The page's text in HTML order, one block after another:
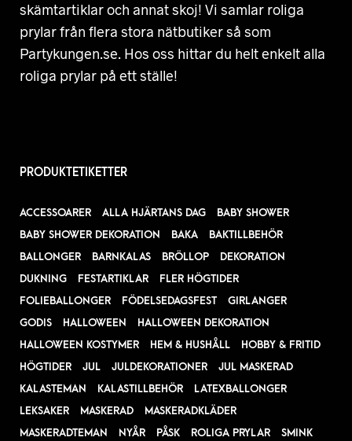
skämtartiklar och annat skoj! Vi samlar roliga
prylar från flera stora nätbutiker så som
Partykungen.se. Hos oss hittar du helt enkelt alla
roliga prylar på ett ställe!
PRODUKTETIKETTER
ACCESSOARER ALLA HJÄRTANS DAG
BABY SHOWER
BABY SHOWER DEKORATION
BAKA
BAKTILLBEHÖR
BALLONGER
BARNKALAS BRÖLLOP
DEKORATION
DUKNING
FESTARTIKLAR
FLER HÖGTIDER
FOLIEBALLONGER
FÖDELSEDAGSFEST
GIRLANGER
GODIS
HALLOWEEN
HALLOWEEN DEKORATION
HALLOWEEN KOSTYMER
HEM & HUSHÅLL
HOBBY & FRITID
HÖGTIDER
JUL JULDEKORATIONER
JUL MASKERAD
KALASTEMAN
KALASTILLBEHÖR
LATEXBALLONGER
LEKSAKER
MASKERAD
MASKERADKLÄDER
MASKERADTEMAN
NYÅR PÅSK ROLIGA PRYLAR SMINK